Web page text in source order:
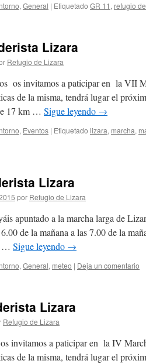
, General | Etiquetado GR 11 , refugio
Lizara
Refugio de Lizara
os invitamos a paticipar en la VII
de la misma, tendrá lugar el
17 km … Sigue leyendo →
, Eventos | Etiquetado lizara, marcha,
Lizara
por Refugio de Lizara
apuntado a la marcha larga de
de la mañana a las 7.00 de la
… Sigue leyendo →
, General, meteo | Deja un comentario
Lizara
Refugio de Lizara
invitamos a paticipar en la IV
de la misma, tendrá lugar el